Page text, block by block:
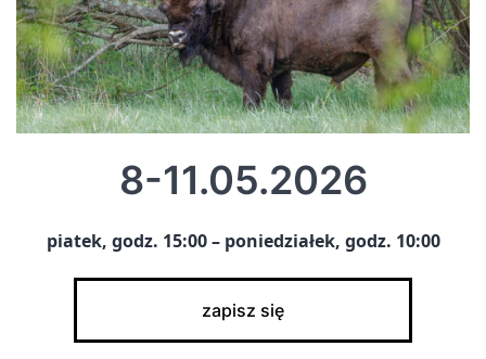
8-11.05.2026
piatek, godz. 15:00 – poniedziałek, godz. 10:00
zapisz się